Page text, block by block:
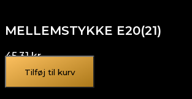
MELLEMSTYKKE E20(21)
45,31kr.
Tilføj til kurv